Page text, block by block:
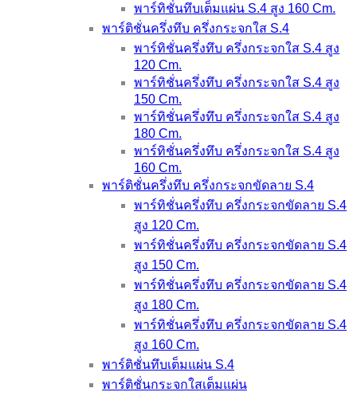
พาร์ทิชั่นทึบเต็มแผ่น S.4 สูง 160 Cm.
พาร์ติชั่นครึ่งทึบ ครึ่งกระจกใส S.4
พาร์ทิชั่นครึ่งทึบ ครึ่งกระจกใส S.4 สูง
120 Cm.
พาร์ทิชั่นครึ่งทึบ ครึ่งกระจกใส S.4 สูง
150 Cm.
พาร์ทิชั่นครึ่งทึบ ครึ่งกระจกใส S.4 สูง
180 Cm.
พาร์ทิชั่นครึ่งทึบ ครึ่งกระจกใส S.4 สูง
160 Cm.
พาร์ติชั่นครึ่งทึบ ครึ่งกระจกขัดลาย S.4
พาร์ทิชั่นครึ่งทึบ ครึ่งกระจกขัดลาย S.4
สูง 120 Cm.
พาร์ทิชั่นครึ่งทึบ ครึ่งกระจกขัดลาย S.4
สูง 150 Cm.
พาร์ทิชั่นครึ่งทึบ ครึ่งกระจกขัดลาย S.4
สูง 180 Cm.
พาร์ทิชั่นครึ่งทึบ ครึ่งกระจกขัดลาย S.4
สูง 160 Cm.
พาร์ติชั่นทึบเต็มแผ่น S.4
พาร์ติชั่นกระจกใสเต็มแผ่น